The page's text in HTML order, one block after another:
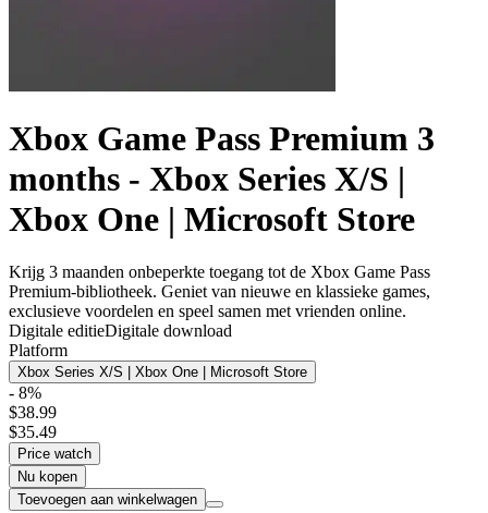
Xbox Game Pass Premium 3
months - Xbox Series X/S |
Xbox One | Microsoft Store
Krijg 3 maanden onbeperkte toegang tot de Xbox Game Pass
Premium-bibliotheek. Geniet van nieuwe en klassieke games,
exclusieve voordelen en speel samen met vrienden online.
Digitale editieDigitale download
Platform
Xbox Series X/S | Xbox One | Microsoft Store
- 8%
$38.99
$35.49
Price watch
Nu kopen
Toevoegen aan winkelwagen